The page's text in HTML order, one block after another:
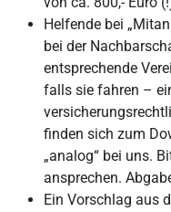
Helfende bei
bei der
entsprechende
falls sie fahren –
finden sich zum
„analog“ bei uns.
ansprechen.
Ein Vorschlag aus